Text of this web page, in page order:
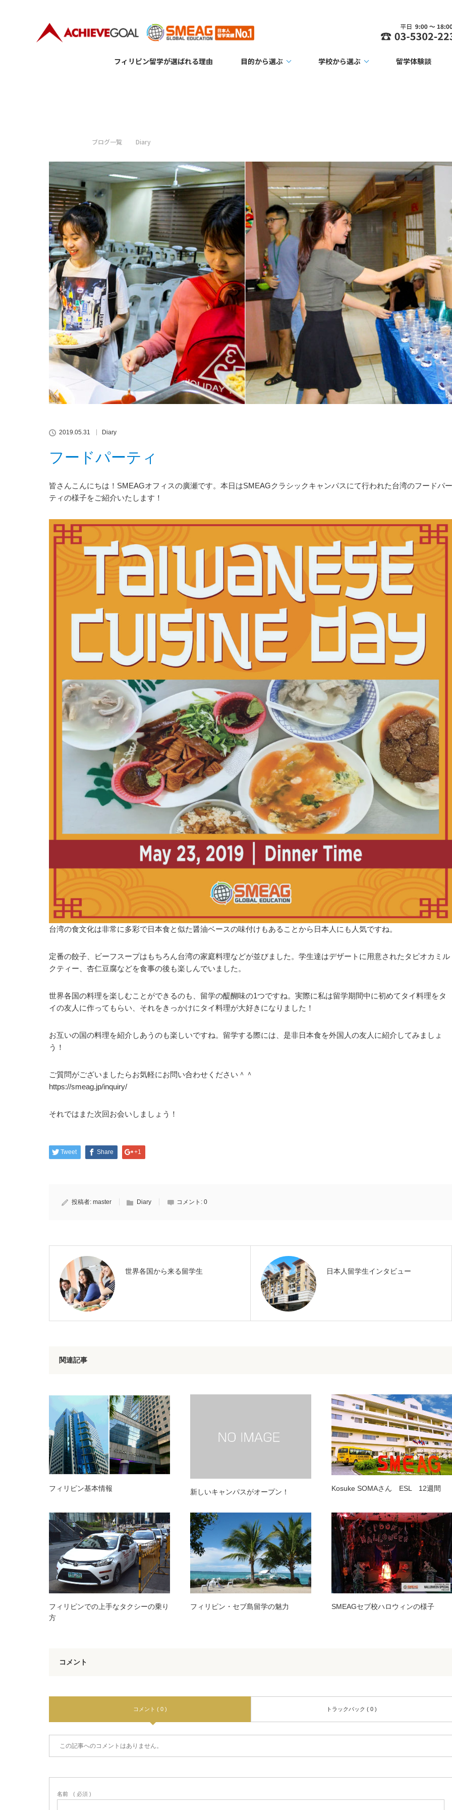
フィリピン留学が選ばれる理由 目的から選ぶ 学校から選ぶ 留学体験談
ブログ一覧 Diary
2019.05.31 Diary
フードパーティ
皆さんこんにちは！SMEAGオフィスの廣瀬です。本日はSMEAGクラシックキャンパスにて行われた台湾のフードパー
ティの様子をご紹介いたします！
台湾の食文化は非常に多彩で日本食と似た醤油ベースの味付けもあることから日本人にも人気ですね。
定番の餃子、ビーフスープはもちろん台湾の家庭料理などが並びました。学生達はデザートに用意されたタピオカミル
クティー、杏仁豆腐などを食事の後も楽しんでいました。
世界各国の料理を楽しむことができるのも、留学の醍醐味の1つですね。実際に私は留学期間中に初めてタイ料理をタ
イの友人に作ってもらい、それをきっかけにタイ料理が大好きになりました！
お互いの国の料理を紹介しあうのも楽しいですね。留学する際には、是非日本食を外国人の友人に紹介してみましょ
う！
ご質問がございましたらお気軽にお問い合わせください＾＾
https://smeag.jp/inquiry/
それではまた次回お会いしましょう！
Tweet Share +1
投稿者: master Diary コメント: 0
世界各国から来る留学生 日本人留学生インタビュー
関連記事
フィリピン基本情報 新しいキャンパスがオープン！ Kosuke SOMAさん ESL 12週間
フィリピンでの上手なタクシーの乗り
方
フィリピン・セブ島留学の魅力 SMEAGセブ校ハロウィンの様子
コメント
コメント ( 0 ) トラックバック ( 0 )
この記事へのコメントはありません。
名前 ( 必須 )